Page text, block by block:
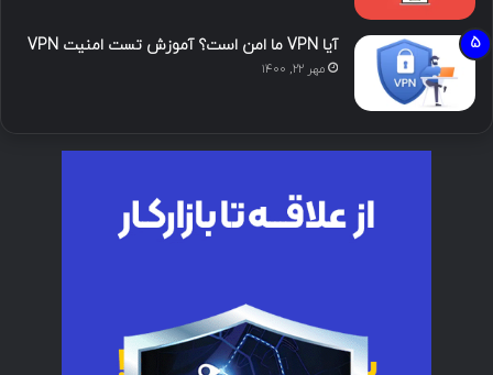
آیا VPN ما امن است؟ آموزش تست امنیت VPN
مهر ۲۲, ۱۴۰۰